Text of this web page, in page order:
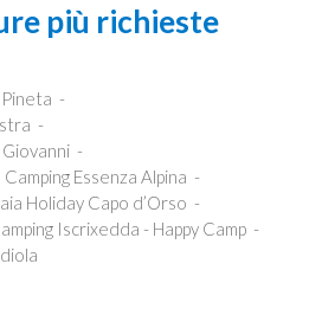
più richieste
Camping Essenza Alpina
Holiday Capo d’Orso
Iscrixedda - Happy Camp